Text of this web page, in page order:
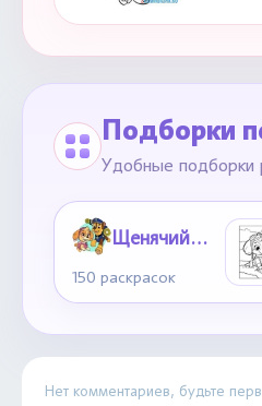
Подборки
Удобные подборки
Щенячий патруль
150 раскрасок
Нет комментариев, будьте